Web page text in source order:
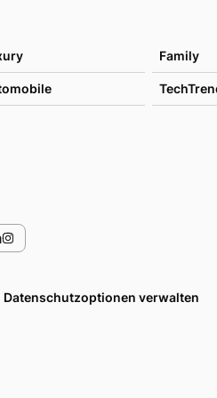
Family
Datenschutzoptionen verwalten